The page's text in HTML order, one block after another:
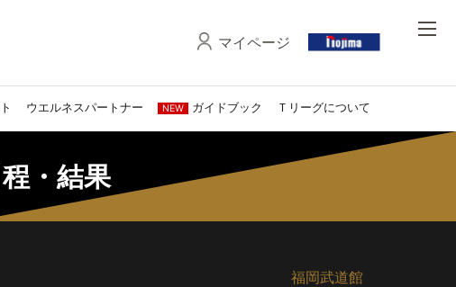
マイページ
ウエルネスパートナー NEW ガイドブック Ｔリーグについて
・結果
福岡武道館